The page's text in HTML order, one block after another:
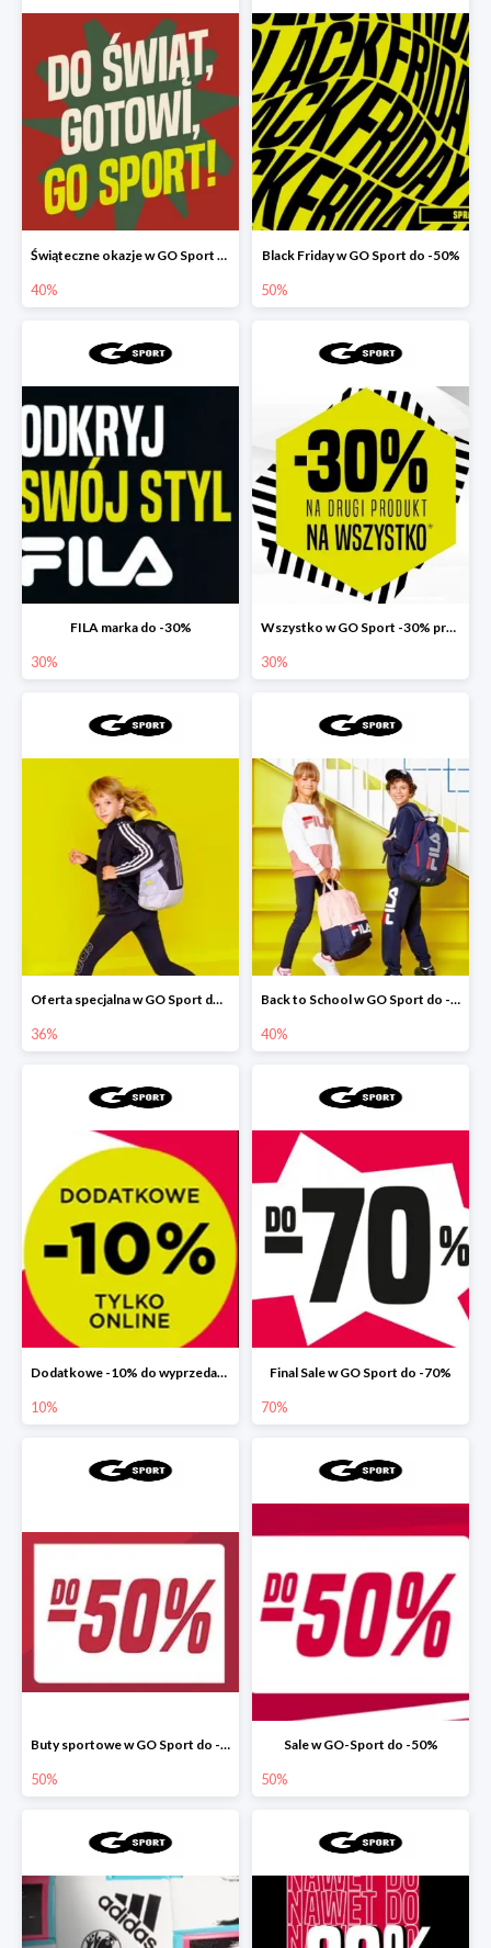
Świąteczne okazje w GO Sport do -40%
40%
Black Friday w GO Sport do -50%
50%
FILA marka do -30%
30%
Wszystko w GO Sport -30% przy zakupie dwóch produktów
30%
Oferta specjalna w GO Sport do -36%
36%
Back to School w GO Sport do -40%
40%
Dodatkowe -10% do wyprzedaży 70% w GO Sport
10%
Final Sale w GO Sport do -70%
70%
Buty sportowe w GO Sport do -50%
50%
Sale w GO-Sport do -50%
50%